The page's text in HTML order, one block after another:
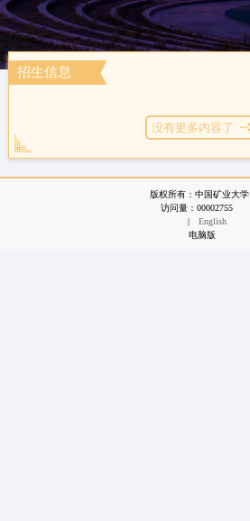
招生信息
没有更多内容了
版权所有：中国矿业大学
访问量： 00002755
|
English
电脑版